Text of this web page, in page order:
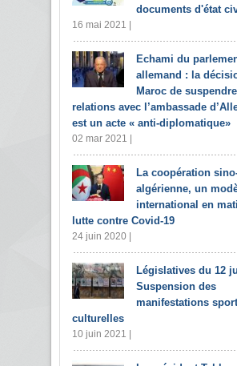
documents d'état
16 mai 2021 |
Echami du
allemand : la
Maroc de
relations avec l’ambassade
est un acte « anti-diplomatique»
02 mar 2021 |
La coopération
algérienne, un
international en
lutte contre Covid-19
24 juin 2020 |
Législatives du 12
Suspension des
manifestations
culturelles
10 juin 2021 |